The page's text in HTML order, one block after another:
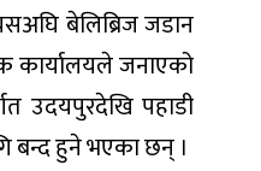
बेलिब्रिज जडान
कार्यालयले जनाएको
उदयपुरदेखि पहाडी
बन्द हुने भएका छन् ।